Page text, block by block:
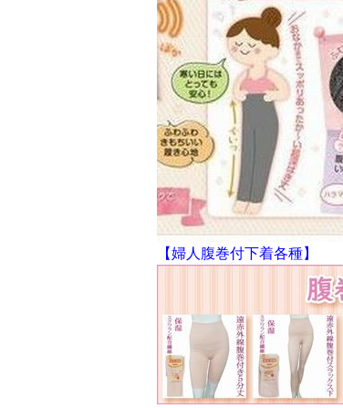
【婦人腹巻付下着各種】